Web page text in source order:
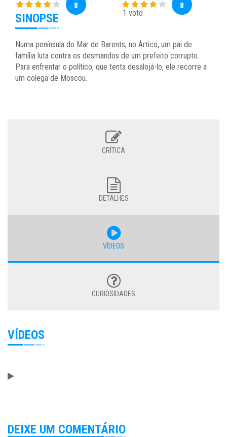
8
1 voto
8
SINOPSE
Numa península do Mar de Barents, no Ártico, um pai de
família luta contra os desmandos de um prefeito corrupto.
Para enfrentar o político, que tenta desalojá-lo, ele recorre a
um colega de Moscou.
CRÍTICA
DETALHES
VÍDEOS
CURIOSIDADES
VÍDEOS
DEIXE UM COMENTÁRIO